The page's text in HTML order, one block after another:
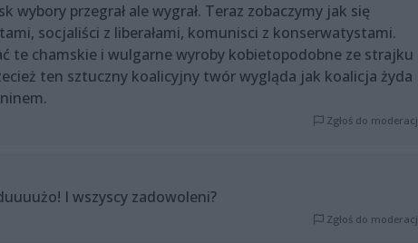
wybory przegrał ale wygrał. Teraz zobaczymy jak się
socjaliści z liberałami, komunisci z konserwatystami.
te chamskie i wulgarne wyroby kobietopodobne ze strajku
ten sztuczny koalicyjny twór wygląda jak koalicja żyda
Zgłoś do
I wszyscy zadowoleni?
Zgłoś do